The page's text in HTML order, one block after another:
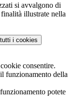
si avvalgono di
illustrate nella
i cookies
consentire.
funzionamento della
potete